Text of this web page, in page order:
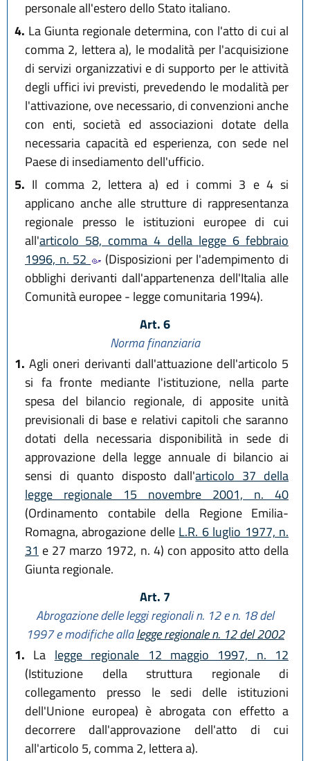
personale all'estero dello Stato italiano.
4. La Giunta regionale determina, con l'atto di cui al
comma 2, lettera a), le modalità per l'acquisizione
di servizi organizzativi e di supporto per le attività
degli uffici ivi previsti, prevedendo le modalità per
l'attivazione, ove necessario, di convenzioni anche
con enti, società ed associazioni dotate della
necessaria capacità ed esperienza, con sede nel
Paese di insediamento dell'ufficio.
5. Il comma 2, lettera a) ed i commi 3 e 4 si
applicano anche alle strutture di rappresentanza
regionale presso le istituzioni europee di cui
all'articolo 58, comma 4 della legge 6 febbraio
1996, n. 52
(Disposizioni per l'adempimento di
obblighi derivanti dall'appartenenza dell'Italia alle
Comunità europee - legge comunitaria 1994).
Art. 6
Norma finanziaria
1. Agli oneri derivanti dall'attuazione dell'articolo 5
si fa fronte mediante l'istituzione, nella parte
spesa del bilancio regionale, di apposite unità
previsionali di base e relativi capitoli che saranno
dotati della necessaria disponibilità in sede di
approvazione della legge annuale di bilancio ai
sensi di quanto disposto dall'articolo 37 della
legge regionale 15 novembre 2001, n. 40
(Ordinamento contabile della Regione Emilia-
Romagna, abrogazione delle L.R. 6 luglio 1977, n.
31 e 27 marzo 1972, n. 4) con apposito atto della
Giunta regionale.
Art. 7
Abrogazione delle leggi regionali n. 12 e n. 18 del
1997e modifiche allalegge regionale n. 12 del 2002
1. La legge regionale 12 maggio 1997, n. 12
(Istituzione della struttura regionale di
collegamento presso le sedi delle istituzioni
dell'Unione europea) è abrogata con effetto a
decorrere dall'approvazione dell'atto di cui
all'articolo 5, comma 2, lettera a).